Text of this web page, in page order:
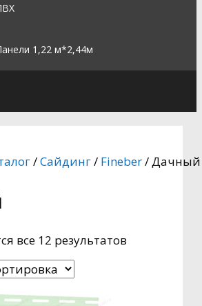
1,22 м*2,44м
/Сайдинг/ Fineber/ Дачный
все 12 результатов